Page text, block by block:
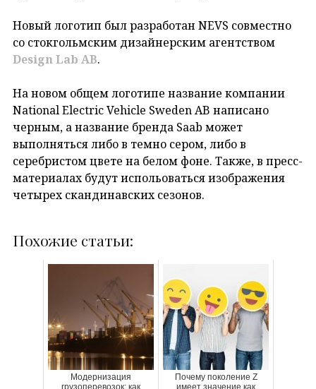
Новый логотип был разработан NEVS совместно
со стокгольмским дизайнерским агентством
Design Lab AB.
На новом общем логотипе название компании
National Electric Vehicle Sweden AB написано
черным, а название бренда Saab может
выполняться либо в темно сером, либо в
серебристом цвете на белом фоне. Также, в пресс-
материалах будут испольоваться изображения
четырех скандинавских сезонов.
Похожие статьи:
Модернизация
грузоперевозок: как
Почему поколение Z
имеет значение как